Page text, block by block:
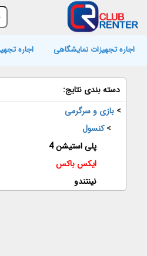
اجاره تجهیزات نمایشگاهی اجاره
دسته بندی نتایج:
> بازی و سرگرمی
>کنسول
پلی استیشن 4
ایکس باکس
نینتندو